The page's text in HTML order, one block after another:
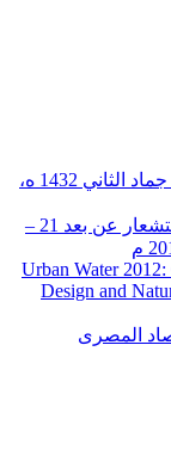
■ ■ تصميم ثلاثي الابعاد 26 جماد الأول- 1 جماد الثاني 1432 ه،
مقدمة لنظم المعلومات الجغرافية والاستشعار عن بعد 21 –
Urban Water
Design and
المصرى